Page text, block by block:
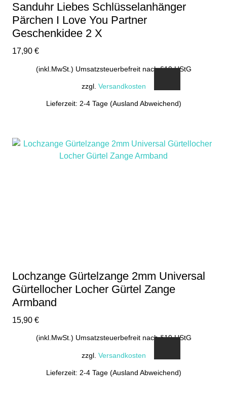
Sanduhr Liebes Schlüsselanhänger
Pärchen I Love You Partner
Geschenkidee 2 X
17,90 €
(inkl.MwSt.) Umsatzsteuerbefreit nach §19 UStG
zzgl. Versandkosten
Lieferzeit: 2-4 Tage (Ausland Abweichend)
Lochzange Gürtelzange 2mm Universal
Gürtellocher Locher Gürtel Zange
Armband
15,90 €
(inkl.MwSt.) Umsatzsteuerbefreit nach §19 UStG
zzgl. Versandkosten
Lieferzeit: 2-4 Tage (Ausland Abweichend)